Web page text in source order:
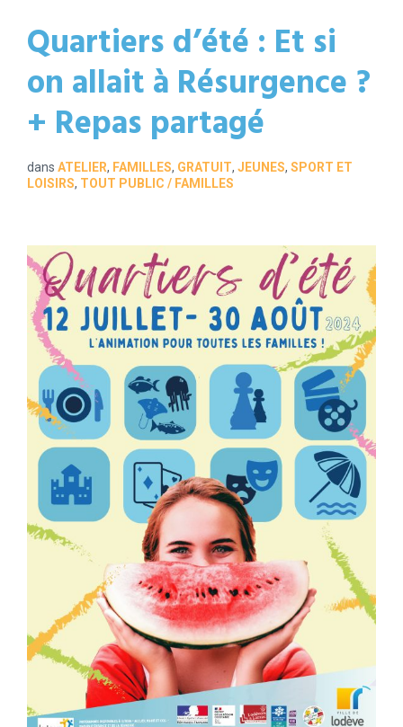
Quartiers d’été : Et si
on allait à Résurgence ?
+ Repas partagé
dans ATELIER, FAMILLES, GRATUIT, JEUNES, SPORT ET
LOISIRS, TOUT PUBLIC / FAMILLES